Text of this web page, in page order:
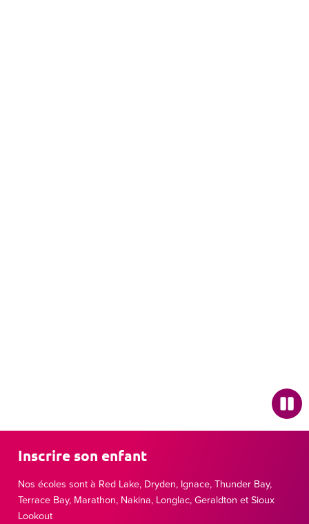
Inscrire son enfant
Nos écoles sont à Red Lake, Dryden, Ignace, Thunder Bay,
Terrace Bay, Marathon, Nakina, Longlac, Geraldton et Sioux
Lookout